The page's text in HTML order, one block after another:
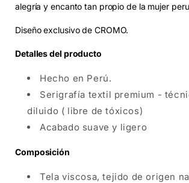
alegría y encanto tan propio de la mujer
Diseño exclusivo de CROMO.
Detalles del producto
Hecho en Perú.
Serigrafía textil premium -
diluido ( libre de tóxicos)
Acabado suave y ligero
Composición
Tela viscosa, tejido de origen